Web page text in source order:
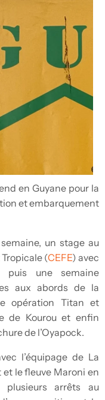
en Guyane pour la
et embarquement
un stage au
(CEFE) avec
puis une semaine
aux abords de la
opération Titan et
de Kourou et enfin
de l’Oyapock.
l’équipage de La
et le fleuve Maroni en
plusieurs arrêts au